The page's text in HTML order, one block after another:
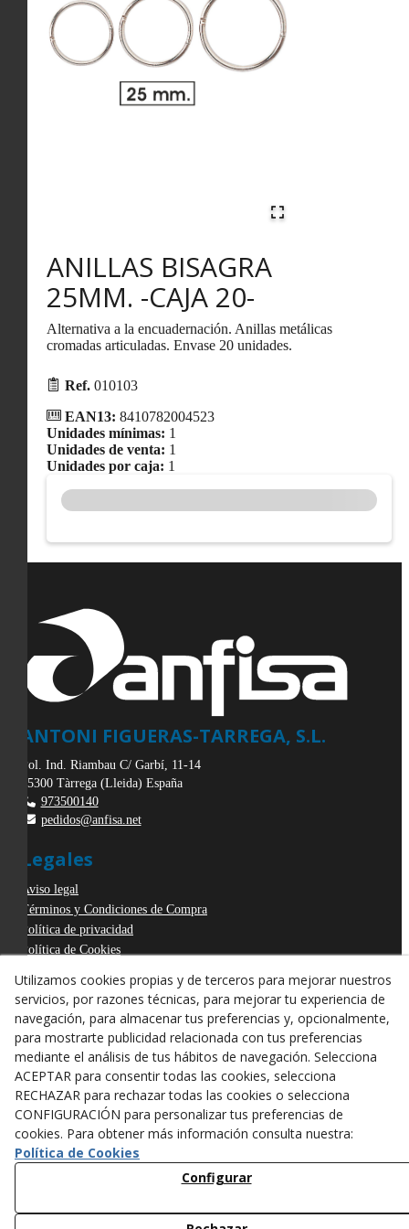
ANILLAS BISAGRA
25MM. -CAJA 20-
Alternativa a la encuadernación. Anillas metálicas
cromadas articuladas. Envase 20 unidades.
Ref. 010103
EAN13: 8410782004523
Unidades mínimas: 1
Unidades de venta: 1
Unidades por caja: 1
ANTONI FIGUERAS-TARREGA, S.L.
Pol. Ind. Riambau C/ Garbí, 11-14
25300 Tàrrega (Lleida) España
973500140
pedidos@anfisa.net
Legales
Aviso legal
Términos y Condiciones de Compra
Política de privacidad
Política de Cookies
Derecho de desistimiento
Utilizamos cookies propias y de terceros para mejorar nuestros
servicios, por razones técnicas, para mejorar tu experiencia de
navegación, para almacenar tus preferencias y, opcionalmente,
para mostrarte publicidad relacionada con tus preferencias
mediante el análisis de tus hábitos de navegación. Selecciona
ACEPTAR para consentir todas las cookies, selecciona
RECHAZAR para rechazar todas las cookies o selecciona
CONFIGURACIÓN para personalizar tus preferencias de
cookies. Para obtener más información consulta nuestra:
Política de Cookies
Configurar